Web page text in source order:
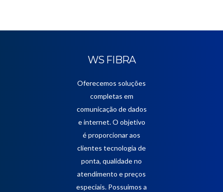
WS FIBRA
Oferecemos soluções
completas em
comunicação de dados
e internet. O objetivo
é proporcionar aos
clientes tecnologia de
ponta, qualidade no
atendimento e preços
especiais. Possuimos a